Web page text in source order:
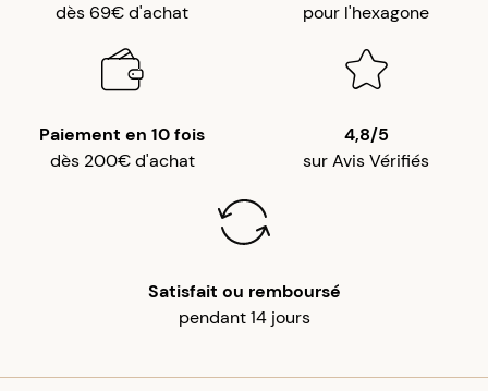
dès 69€ d'achat
pour l'hexagone
Paiement en 10 fois
dès 200€ d'achat
4,8/5
sur Avis Vérifiés
Satisfait ou remboursé
pendant 14 jours